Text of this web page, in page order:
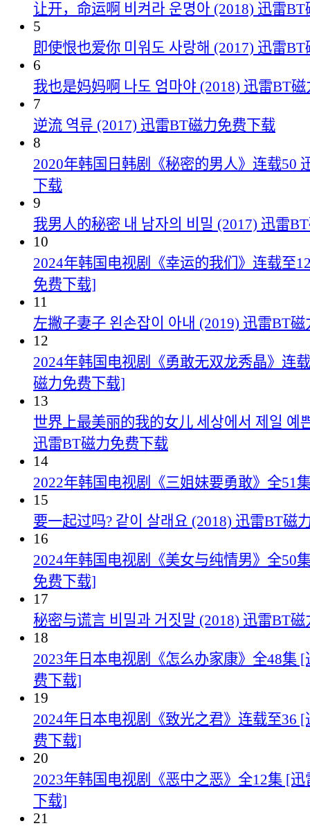
让开，命运啊 비켜라 운명아 (2018) 迅雷
5
即使恨也爱你 미워도 사랑해 (2017) 迅雷
6
我也是妈妈啊 나도 엄마야 (2018) 迅雷BT
7
逆流 역류 (2017) 迅雷BT磁力免费下载
8
2020年韩国日韩剧《秘密的男人》连载50
下载
9
我男人的秘密 내 남자의 비밀 (2017) 迅雷
10
2024年韩国电视剧《幸运的我们》连载至
免费下载]
11
左撇子妻子 왼손잡이 아내 (2019) 迅雷BT
12
2024年韩国电视剧《勇敢无双龙秀晶》连
磁力免费下载]
13
世界上最美丽的我的女儿 세상에서 제일 예
迅雷BT磁力免费下载
14
2022年韩国电视剧《三姐妹要勇敢》全51
15
要一起过吗? 같이 살래요 (2018) 迅雷BT磁
16
2024年韩国电视剧《美女与纯情男》全50
免费下载]
17
秘密与谎言 비밀과 거짓말 (2018) 迅雷BT
18
2023年日本电视剧《怎么办家康》全48集
费下载]
19
2024年日本电视剧《致光之君》连载至36
费下载]
20
2023年韩国电视剧《恶中之恶》全12集 [
下载]
21